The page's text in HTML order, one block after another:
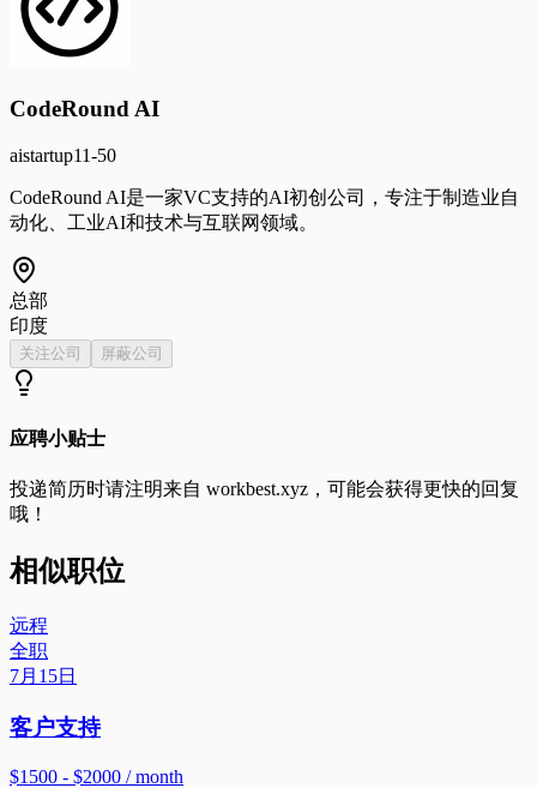
CodeRound AI
aistartup11-50
CodeRound AI是一家VC支持的AI初创公司，专注于制造业自
动化、工业AI和技术与互联网领域。
总部
印度
关注公司 屏蔽公司
应聘小贴士
投递简历时请注明来自 workbest.xyz ，可能会获得更快的回复
哦！
相似职位
远程
全职
7月15日
客户支持
$1500 - $2000 / month